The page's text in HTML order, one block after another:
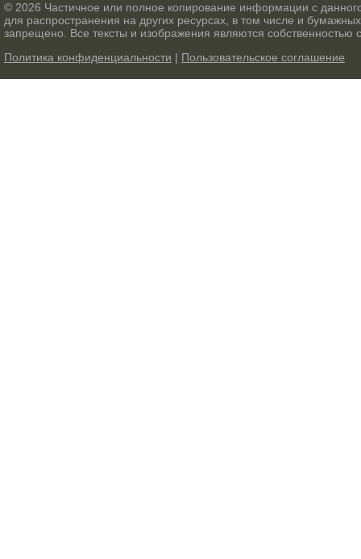
© 2026 Частичное или полное копирование информации с
для распространения на других ресурсах, в том числе и
запрещено. Все тексты и изображения являются собственностью
Политика конфиденциальности | Пользовательское соглашение